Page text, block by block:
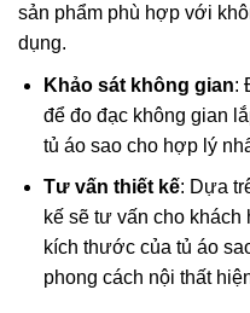
sản phẩm phù hợp với
dụng.
Khảo sát không gian:
để đo đạc không gian
tủ áo sao cho hợp lý
Tư vấn thiết kế: Dựa
kế sẽ tư vấn cho khách
kích thước của tủ áo
phong cách nội thất